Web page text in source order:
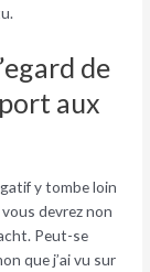
de
aux
y tombe loin
devrez non
Peut-se
que j’ai vu sur